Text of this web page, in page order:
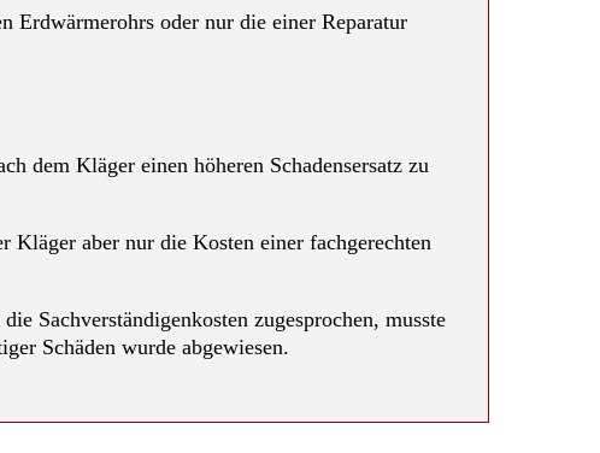
Erdwärmerohrs oder nur die einer Reparatur
dem Kläger einen höheren Schadensersatz zu
Kläger aber nur die Kosten einer fachgerechten
Sachverständigenkosten zugesprochen, musste
Schäden wurde abgewiesen.